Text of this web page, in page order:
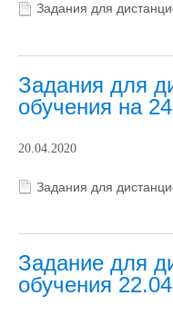
Задания для
Задания для
обучения на
20.04.2020
Задания для
Задание для
обучения